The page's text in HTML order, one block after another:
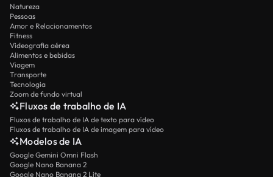
Natureza
Pessoas
Amor e Relacionamentos
Fitness
Videografia aérea
Alimentos e bebidas
Viagem
Transporte
Tecnologia
Zoom de fundo virtual
Fluxos de trabalho de IA
Fluxos de trabalho de IA de texto para vídeo
Fluxos de trabalho de IA de imagem para vídeo
Modelos de IA
Google Gemini Omni Flash
Google Nano Banana 2
Google Nano Banana 2 Lite